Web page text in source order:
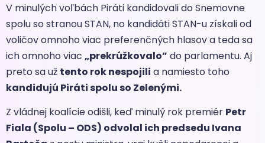
V minulých voľbách Piráti kandidovali do Snemovne
spolu so stranou STAN, no kandidáti STAN-u získali od
voličov omnoho viac preferenčných hlasov a teda sa
ich omnoho viac „prekrúžkovalo” do parlamentu. Aj
preto sa už tento rok nespojili a namiesto toho
kandidujú Piráti spolu so Zelenými.
Z vládnej koalície odišli, keď minulý rok premiér Petr
Fiala (Spolu – ODS) odvolal ich predsedu Ivana